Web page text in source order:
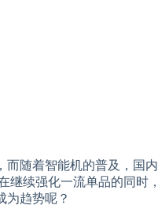
随着智能机的普及，国
继续强化一流单品的同时
为趋势呢？